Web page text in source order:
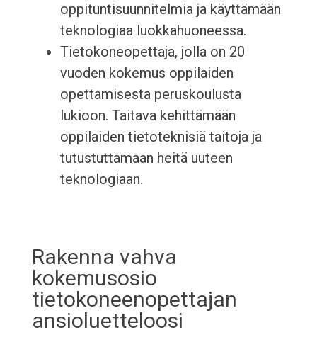
oppituntisuunnitelmia ja käyttämään
teknologiaa luokkahuoneessa.
Tietokoneopettaja, jolla on 20
vuoden kokemus oppilaiden
opettamisesta peruskoulusta
lukioon. Taitava kehittämään
oppilaiden tietoteknisiä taitoja ja
tutustuttamaan heitä uuteen
teknologiaan.
Rakenna vahva
kokemusosio
tietokoneenopettajan
ansioluetteloosi